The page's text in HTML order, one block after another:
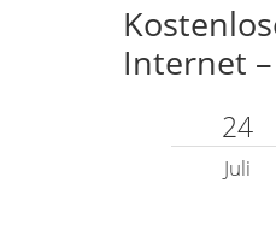
Internet
24
Juli